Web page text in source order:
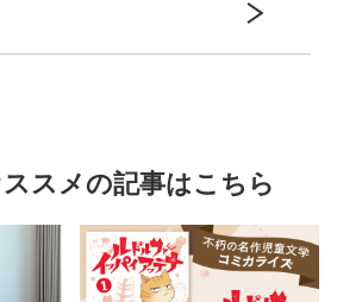
スメの記事はこちら